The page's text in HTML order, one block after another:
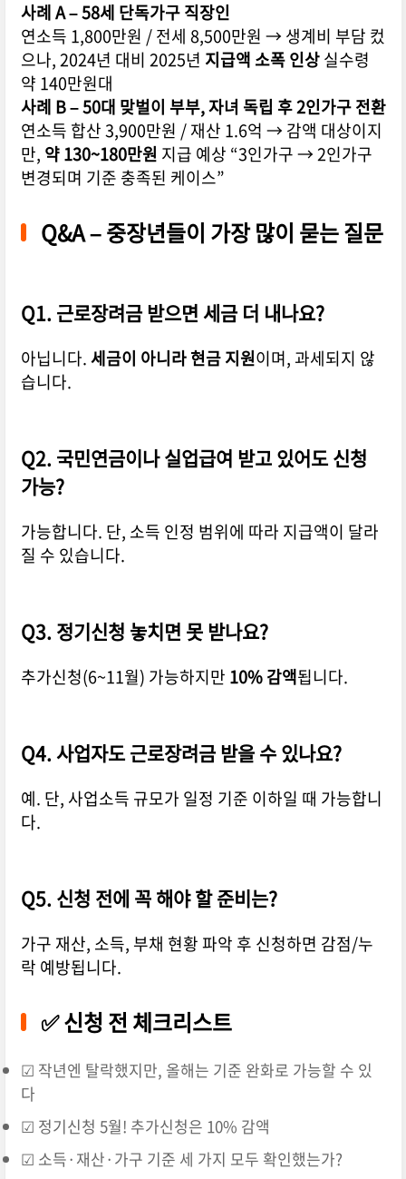
사례 A – 58세 단독가구 직장인
연소득 1,800만원 / 전세 8,500만원 → 생계비 부담 컸
으나, 2024년 대비 2025년 지급액 소폭 인상실수령
약 140만원대
사례 B – 50대 맞벌이 부부, 자녀 독립 후 2인가구 전환
연소득 합산 3,900만원 / 재산 1.6억 → 감액 대상이지
만, 약 130~180만원 지급 예상 “3인가구 → 2인가구
변경되며 기준 충족된 케이스”
Q&A – 중장년들이 가장 많이 묻는 질문
Q1. 근로장려금 받으면 세금 더 내나요?
아닙니다.세금이 아니라 현금 지원이며, 과세되지 않
습니다.
Q2. 국민연금이나 실업급여 받고 있어도 신청
가능?
가능합니다. 단, 소득 인정 범위에 따라 지급액이 달라
질 수 있습니다.
Q3. 정기신청 놓치면 못 받나요?
추가신청(6~11월) 가능하지만 10% 감액됩니다.
Q4. 사업자도 근로장려금 받을 수 있나요?
예. 단, 사업소득 규모가 일정 기준 이하일 때 가능합니
다.
Q5. 신청 전에 꼭 해야 할 준비는?
가구 재산, 소득, 부채 현황 파악 후 신청하면 감점/누
락 예방됩니다.
✅ 신청 전 체크리스트
☑ 작년엔 탈락했지만, 올해는 기준 완화로 가능할 수 있
다
☑ 정기신청 5월! 추가신청은 10% 감액
☑ 소득·재산·가구 기준 세 가지 모두 확인했는가?